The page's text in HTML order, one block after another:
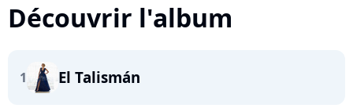
Découvrir l'album
1 El Talismán